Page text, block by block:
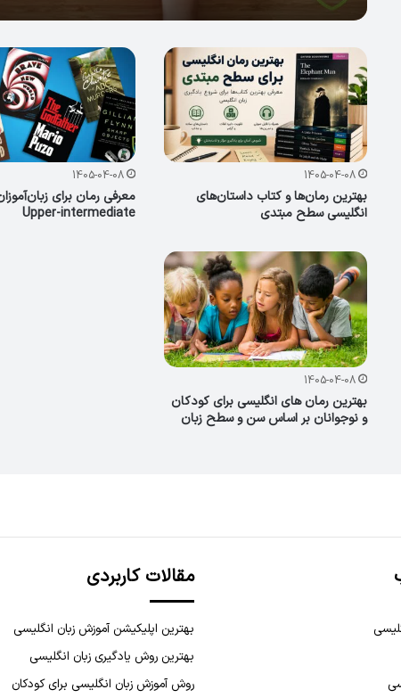
1405-04-08
بهترین رمان‌ها و کتاب داستان‌های
انگلیسی سطح مبتدی
1405-04-08
معرفی رمان برای
Upper-intermediate
1405-04-08
بهترین رمان های انگلیسی برای کودکان
و نوجوانان بر اساس سن و سطح زبان
مقالات کاربردی
بهترین اپلیکیشن آموزش زبان انگلیسی
بهترین روش یادگیری زبان انگلیسی
روش آموزش زبان انگلیسی برای کودکان